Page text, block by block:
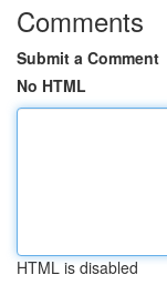
Comments
Submit a Comment
No HTML
HTML is disabled